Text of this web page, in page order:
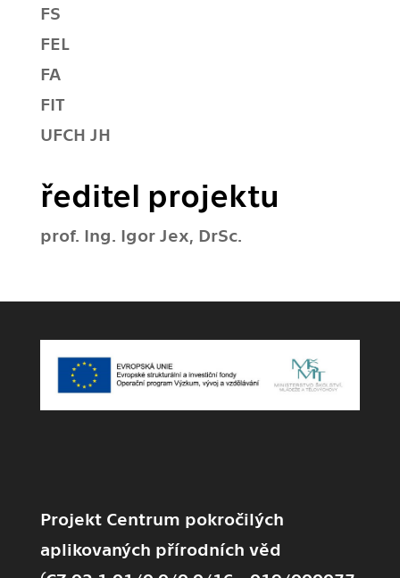
FS
FEL
FA
FIT
UFCH JH
ředitel projektu
prof. Ing. Igor Jex, DrSc.
Projekt Centrum pokročilých
aplikovaných přírodních věd